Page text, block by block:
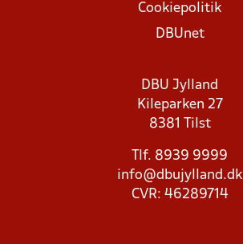
Cookiepolitik
DBUnet
DBU Jylland
Kileparken 27
8381 Tilst
Tlf. 8939 9999
info@dbujylland.dk
CVR: 46289714